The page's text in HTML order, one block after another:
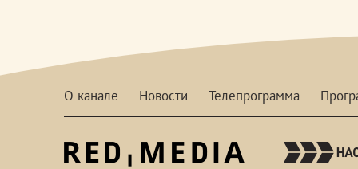
О канале Новости Телепрограмма